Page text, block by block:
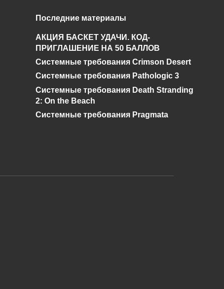
Как потушить костер в
майнкрафте
0 885
Последние материалы
АКЦИЯ БАСКЕТ УДАЧИ. КОД-
ПРИГЛАШЕНИЕ НА 50 БАЛЛОВ
Системные требования Crimson Desert
Системные требования Pathologic 3
Системные требования Death Stranding
2: On the Beach
Системные требования Pragmata